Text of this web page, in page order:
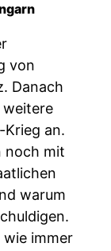
von
Danach
weitere
an.
noch mit
warum
wie immer